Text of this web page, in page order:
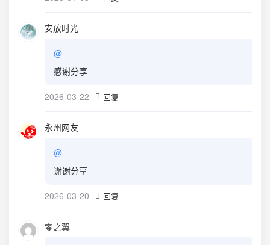
安放时光
@
感谢分享
2026-03-22 回复
永州网友
@
谢谢分享
2026-03-20 回复
零之翼